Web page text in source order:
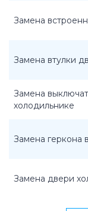
Замена
Замена втулки
Замена
холодильнике
Замена геркона
Замена двери